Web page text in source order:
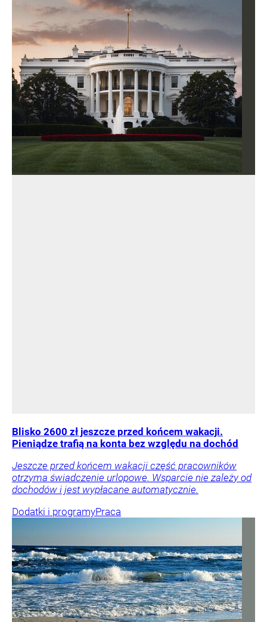
Blisko 2600 zł jeszcze przed końcem wakacji.
Pieniądze trafią na konta bez względu na dochód
Jeszcze przed końcem wakacji część pracowników
otrzyma świadczenie urlopowe. Wsparcie nie zależy od
dochodów i jest wypłacane automatycznie.
Dodatki i programyPraca